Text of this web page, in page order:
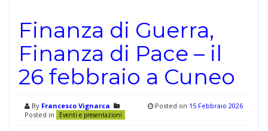
Finanza di Guerra,
Finanza di Pace – il
26 febbraio a Cuneo
By Francesco Vignarca
Posted in
Eventi e presentazioni
Posted on 15 Febbraio 2026